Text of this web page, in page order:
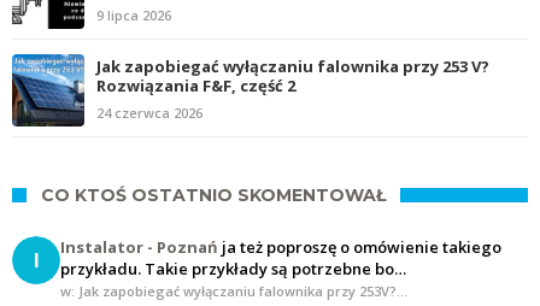
9 lipca 2026
Jak zapobiegać wyłączaniu falownika przy 253 V?
Rozwiązania F&F, część 2
24 czerwca 2026
CO KTOŚ OSTATNIO SKOMENTOWAŁ
I Instalator - Poznań ja też poproszę o omówienie takiego
przykładu. Takie przykłady są potrzebne bo…
w: Jak zapobiegać wyłączaniu falownika przy 253V?…